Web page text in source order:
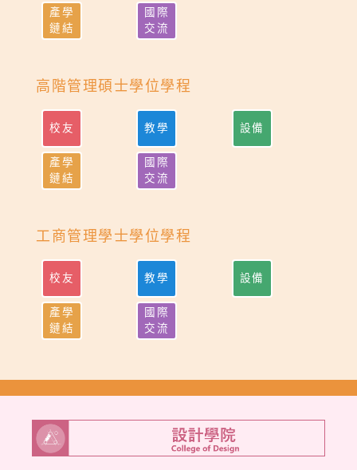
產學
鏈結
國際
交流
高階管理碩士學位學程
校友 教學 設備
產學
鏈結
國際
交流
工商管理學士學位學程
校友 教學 設備
產學
鏈結
國際
交流